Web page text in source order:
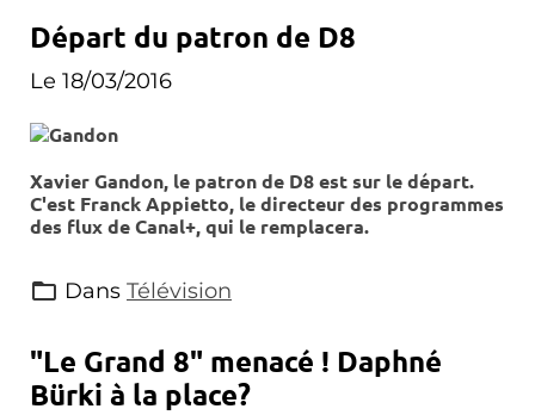
Départ du patron de D8
Le 18/03/2016
Xavier Gandon, le patron de D8 est sur le départ.
C'est Franck Appietto, le directeur des programmes
des flux de Canal+, qui le remplacera.
Dans Télévision
"Le Grand 8" menacé ! Daphné
Bürki à la place?